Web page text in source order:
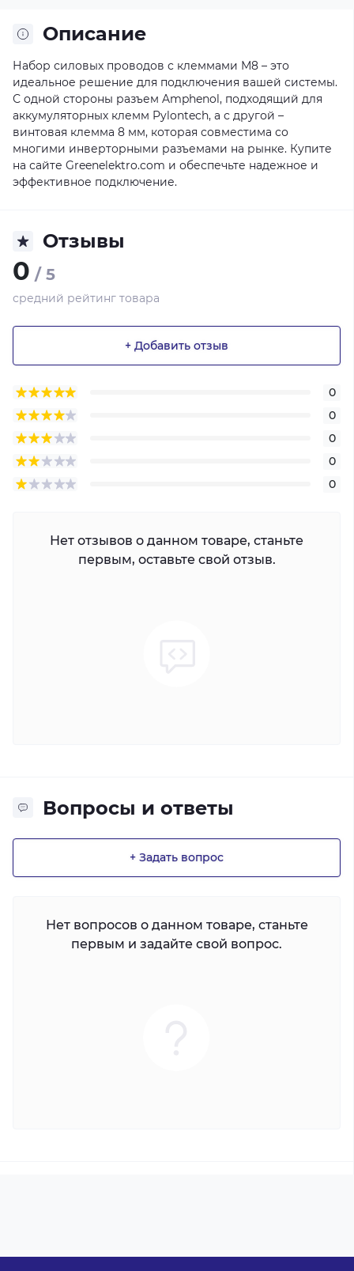
Описание
Набор силовых проводов с клеммами М8 – это
идеальное решение для подключения вашей системы.
С одной стороны разъем Amphenol, подходящий для
аккумуляторных клемм Pylontech, а с другой –
винтовая клемма 8 мм, которая совместима со
многими инверторными разъемами на рынке. Купите
на сайте Greenelektro.com и обеспечьте надежное и
эффективное подключение.
Отзывы
0 / 5
средний рейтинг товара
+ Добавить отзыв
0
0
0
0
0
Нет отзывов о данном товаре, станьте
первым, оставьте свой отзыв.
Вопросы и ответы
+ Задать вопрос
Нет вопросов о данном товаре, станьте
первым и задайте свой вопрос.